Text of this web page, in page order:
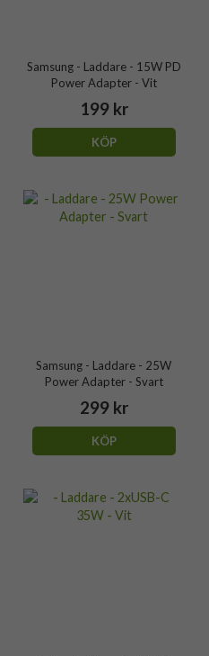
Samsung - Laddare - 15W PD
Power Adapter - Vit
199 kr
KÖP
Samsung - Laddare - 25W
Power Adapter - Svart
299 kr
KÖP